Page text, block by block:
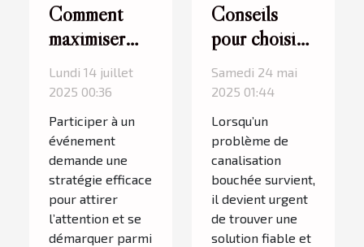
Comment
maximiser
votre
visibilité avec
des
structures
gonflables
lors
d'événements
?
Lundi 14 juillet
2025 00:36
Participer à un
événement
demande une
stratégie efficace
pour attirer
l’attention et se
démarquer parmi
Conseils
pour choisir
le meilleur
service de
débouchage
de
canalisation
Samedi 24 mai
2025 01:44
Lorsqu’un
problème de
canalisation
bouchée survient,
il devient urgent
de trouver une
solution fiable et